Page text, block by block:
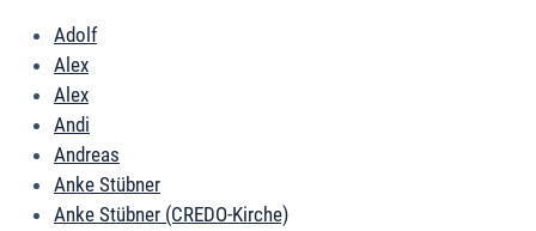
Adolf
Alex
Alex
Andi
Andreas
Anke Stübner
Anke Stübner (CREDO-Kirche)